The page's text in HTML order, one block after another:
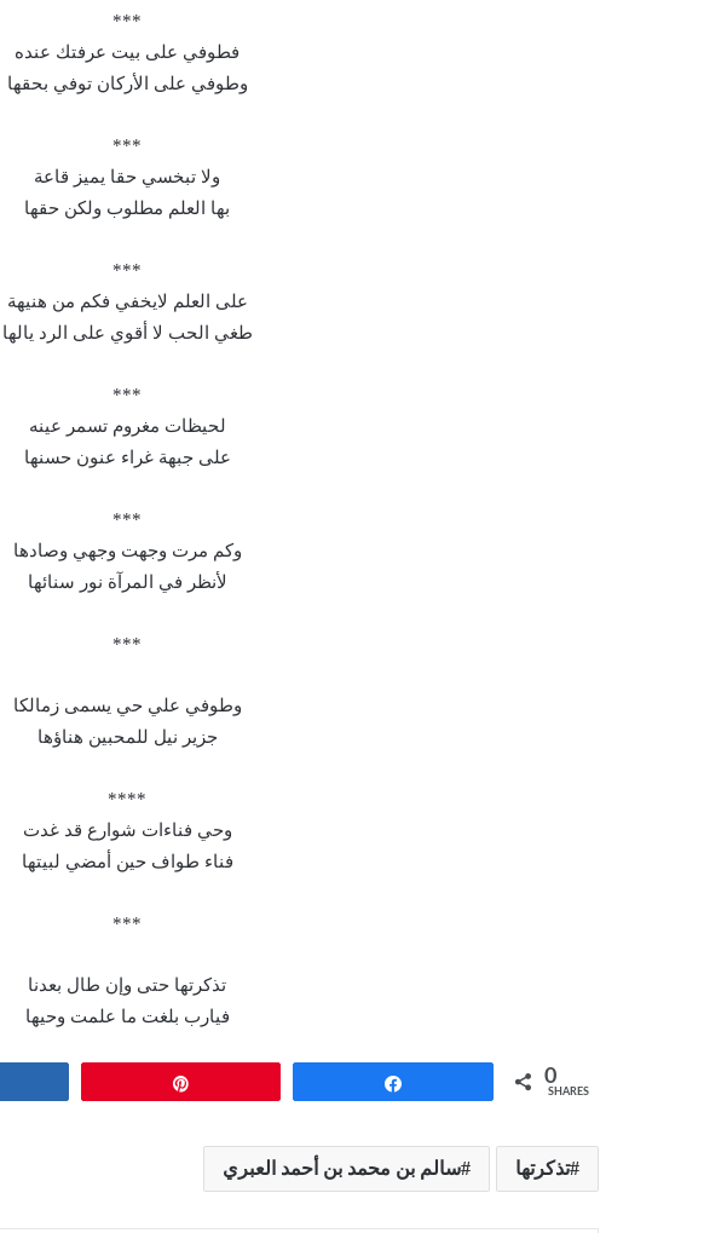
***
فطوفي على بيت عرفتك عنده
وطوفي على الأركان توفي بحقها
***
ولا تبخسي حقا يميز قاعة
بها العلم مطلوب ولكن حقها
***
على العلم لايخفي فكم من هنيهة
طغي الحب لا أقوي على الرد يالها
***
لحيظات مغروم تسمر عينه
على جبهة غراء عنون حسنها
***
وكم مرت وجهت وجهي وصادها
لأنظر في المرآة نور سنائها
***
وطوفي علي حي يسمى زمالكا
جزير نيل للمحبين هناؤها
****
وحي فناءات شوارع قد غدت
فناء طواف حين أمضي لبيتها
***
تذكرتها حتى وإن طال بعدنا
فيارب بلغت ما علمت وحيها
0
SHARES
تذكرتها سالم بن محمد بن أحمد العبري